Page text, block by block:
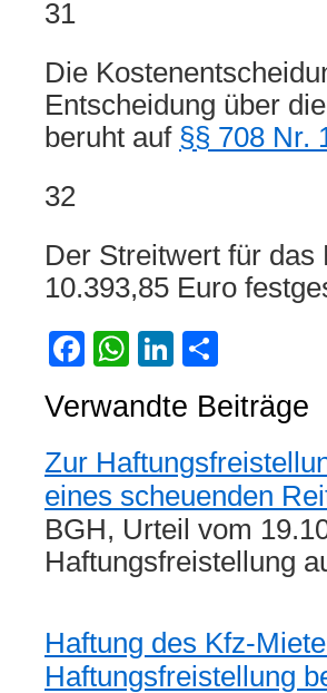
31
Die
Entscheidung über
beruht auf §§ 708 Nr.
32
Der Streitwert für das
10.393,85 Euro
Facebook
WhatsApp
LinkedIn
Verwandte Beiträge
Zur
eines scheuenden
BGH, Urteil vom
Haftungsfreistellung
Haftung des Kfz-
Haftungsfreistellung